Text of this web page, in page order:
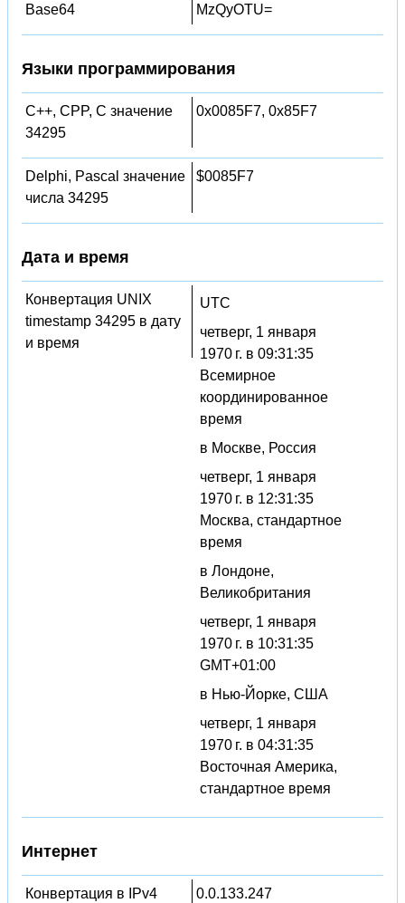
Base64 MzQyOTU=
Языки программирования
C++, CPP, C значение
34295
0x0085F7, 0x85F7
Delphi, Pascal значение
числа 34295
$0085F7
Дата и время
Конвертация UNIX
timestamp 34295 в дату
и время
UTC
четверг, 1 января
1970 г. в 09:31:35
Всемирное
координированное
время
в Москве, Россия
четверг, 1 января
1970 г. в 12:31:35
Москва, стандартное
время
в Лондоне,
Великобритания
четверг, 1 января
1970 г. в 10:31:35
GMT+01:00
в Нью-Йорке, США
четверг, 1 января
1970 г. в 04:31:35
Восточная Америка,
стандартное время
Интернет
Конвертация в IPv4
0.0.133.247